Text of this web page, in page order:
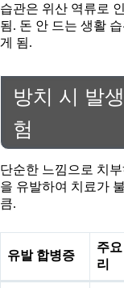
습관은 위산 역류로
됨. 돈 안 드는 생활
게 됨.
방치 시 발
험
단순한 느낌으로 치
을 유발하여 치료가
큼.
유발 합병증
주
리